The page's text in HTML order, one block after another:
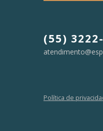
(55)
Política de